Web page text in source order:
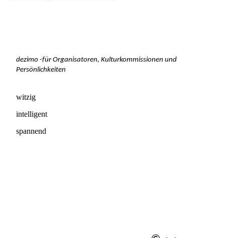
dezimo -für Organisatoren, Kulturkommissionen und
Persönlichkeiten
witzig
intelligent
spannend